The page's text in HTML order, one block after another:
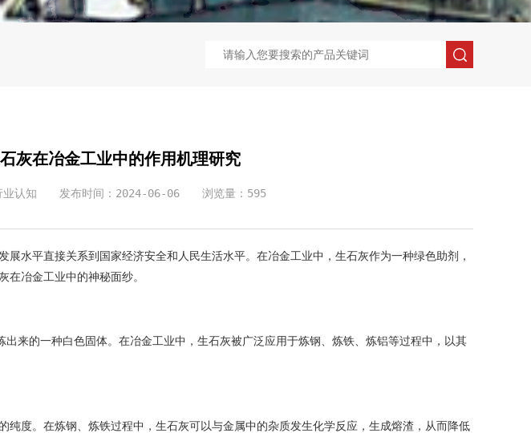
灰在冶金工业中的作用机理研究
业认知 发布时间：2024-06-06 浏览量：595
展水平直接关系到国家经济安全和人民生活水平。在冶金工业中，生石灰作为一种绿色助剂，
在冶金工业中的神秘面纱。
出来的一种白色固体。在冶金工业中，生石灰被广泛应用于炼钢、炼铁、炼铝等过程中，以其
纯度。在炼钢、炼铁过程中，生石灰可以与金属中的杂质发生化学反应，生成熔渣，从而降低